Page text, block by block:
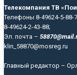
Телекомпания ТВ
Телефоны 8-49624-5-88-
8-49624-2-43-88;
Эл. почта –
klin_58870@mosreg.ru
Главный редактор –